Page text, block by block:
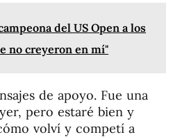
del US Open a los
no creyeron en mí"
de apoyo. Fue una
pero estaré bien y
volví y competí a